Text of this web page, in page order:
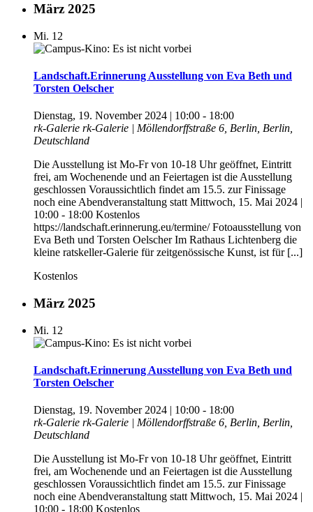
März 2025
Mi. 12
Landschaft.Erinnerung Ausstellung von Eva Beth und
Torsten Oelscher
Dienstag, 19. November 2024 | 10:00 - 18:00
rk-Galerie rk-Galerie | Möllendorffstraße 6, Berlin, Berlin,
Deutschland
Die Ausstellung ist Mo-Fr von 10-18 Uhr geöffnet, Eintritt
frei, am Wochenende und an Feiertagen ist die Ausstellung
geschlossen Voraussichtlich findet am 15.5. zur Finissage
noch eine Abendveranstaltung statt Mittwoch, 15. Mai 2024 |
10:00 - 18:00 Kostenlos
https://landschaft.erinnerung.eu/termine/ Fotoausstellung von
Eva Beth und Torsten Oelscher Im Rathaus Lichtenberg die
kleine ratskeller-Galerie für zeitgenössische Kunst, ist für [...]
Kostenlos
März 2025
Mi. 12
Landschaft.Erinnerung Ausstellung von Eva Beth und
Torsten Oelscher
Dienstag, 19. November 2024 | 10:00 - 18:00
rk-Galerie rk-Galerie | Möllendorffstraße 6, Berlin, Berlin,
Deutschland
Die Ausstellung ist Mo-Fr von 10-18 Uhr geöffnet, Eintritt
frei, am Wochenende und an Feiertagen ist die Ausstellung
geschlossen Voraussichtlich findet am 15.5. zur Finissage
noch eine Abendveranstaltung statt Mittwoch, 15. Mai 2024 |
10:00 - 18:00 Kostenlos